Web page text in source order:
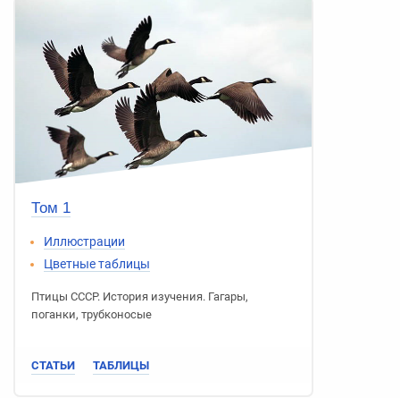
Том 1
Иллюстрации
Цветные таблицы
Птицы СССР. История изучения. Гагары,
поганки, трубконосые
СТАТЬИ ТАБЛИЦЫ